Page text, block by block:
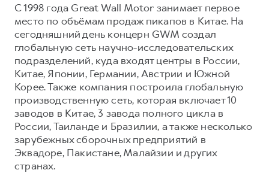
С 1998 года Great Wall Motor занимает первое
место по объёмам продаж пикапов в Китае. На
сегодняшний день концерн GWM создал
глобальную сеть научно-исследовательских
подразделений, куда входят центры в России,
Китае, Японии, Германии, Австрии и Южной
Корее. Также компания построила глобальную
производственную сеть, которая включает 10
заводов в Китае, 3 завода полного цикла в
России, Таиланде и Бразилии, а также несколько
зарубежных сборочных предприятий в
Эквадоре, Пакистане, Малайзии и других
странах.